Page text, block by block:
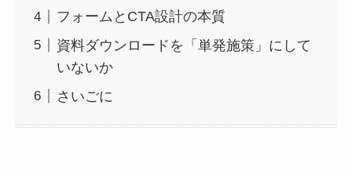
フォームとCTA設計の本質
資料ダウンロードを「単発施策」にして
いないか
さいごに